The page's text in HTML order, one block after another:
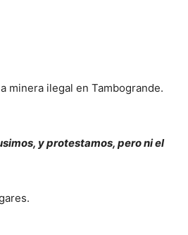
minera ilegal en Tambogrande.
y protestamos, pero ni el